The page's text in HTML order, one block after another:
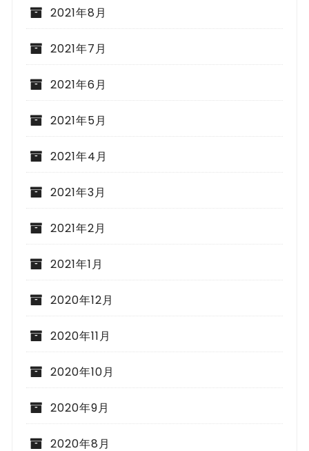
2021年8月
2021年7月
2021年6月
2021年5月
2021年4月
2021年3月
2021年2月
2021年1月
2020年12月
2020年11月
2020年10月
2020年9月
2020年8月